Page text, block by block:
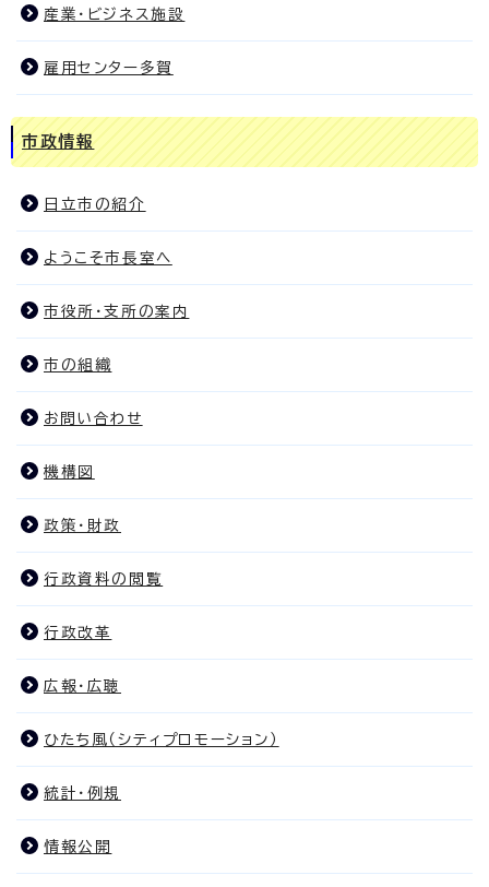
産業・ビジネス施設
雇用センター多賀
市政情報
日立市の紹介
ようこそ市長室へ
市役所・支所の案内
市の組織
お問い合わせ
機構図
政策・財政
行政資料の閲覧
行政改革
広報・広聴
ひたち風（シティプロモーション）
統計・例規
情報公開